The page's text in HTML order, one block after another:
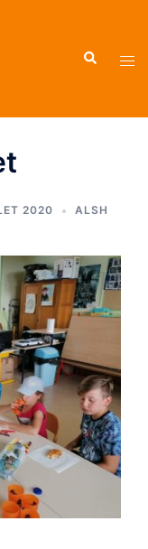
2020 ALSH